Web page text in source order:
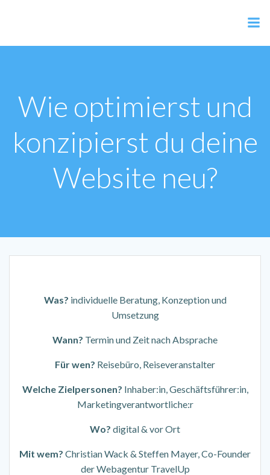
Wie optimierst und
konzipierst du deine
Website neu?
Was? individuelle Beratung, Konzeption und
Umsetzung
Wann? Termin und Zeit nach Absprache
Für wen? Reisebüro, Reiseveranstalter
Welche Zielpersonen? Inhaber:in, Geschäftsführer:in,
Marketingverantwortliche:r
Wo? digital & vor Ort
Mit wem? Christian Wack & Steffen Mayer, Co-Founder
der Webagentur TravelUp